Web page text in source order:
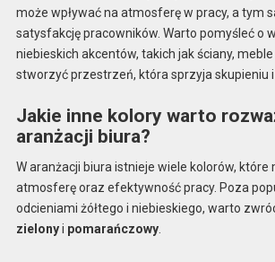
może wpływać na atmosferę w pracy, a tym
satysfakcję pracowników. Warto pomyśleć o
niebieskich akcentów, takich jak ściany,
stworzyć przestrzeń, która sprzyja skupieniu i
Jakie inne kolory warto
aranżacji biura?
W aranżacji biura istnieje wiele kolorów, które
atmosferę oraz efektywność pracy. Poza
odcieniami żółtego i niebieskiego, warto
zielonyi pomarańczowy.